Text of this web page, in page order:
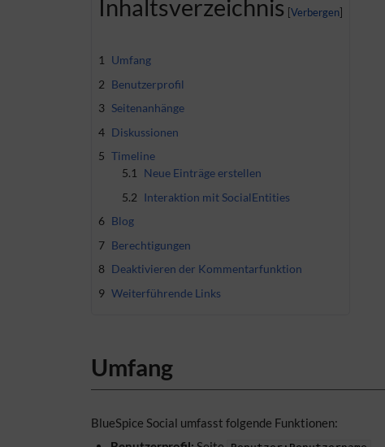
Inhaltsverzeichnis
1
Umfang
2 Benutzerprofil
3 Seitenanhänge
4 Diskussionen
5 Timeline
5.1
Neue Einträge erstellen
5.2 Interaktion mit SocialEntities
6 Blog
7 Berechtigungen
8 Deaktivieren der Kommentarfunktion
9 Weiterführende Links
Umfang
BlueSpice Social umfasst folgende Funktionen: